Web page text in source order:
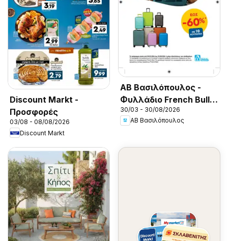
Discount Markt -
Προσφορές
03/08 - 08/08/2026
Discount Markt
ΑΒ Βασιλόπουλος -
Φυλλάδιο French Bull
Continuity leaflet 2026
30/03 - 30/08/2026
ΑΒ Βασιλόπουλος